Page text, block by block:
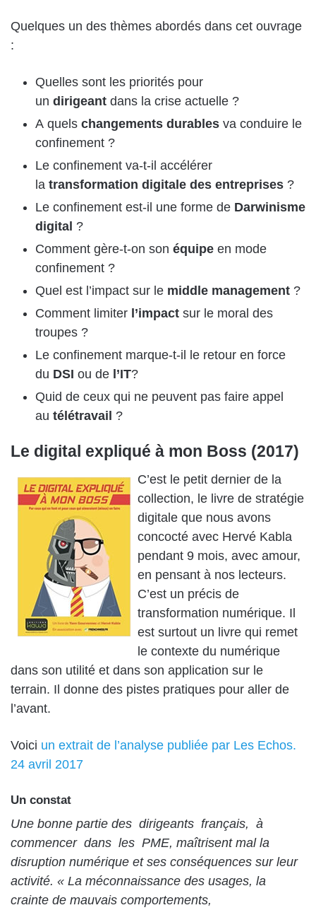
Quelques un des thèmes abordés dans cet ouvrage
:
Quelles sont les priorités pour
un dirigeant dans la crise actuelle ?
A quels changements durables va conduire le
confinement ?
Le confinement va-t-il accélérer
la transformation digitale des entreprises ?
Le confinement est-il une forme de Darwinisme
digital ?
Comment gère-t-on son équipe en mode
confinement ?
Quel est l’impact sur le middle management ?
Comment limiter l’impact sur le moral des
troupes ?
Le confinement marque-t-il le retour en force
du DSI ou de l’IT?
Quid de ceux qui ne peuvent pas faire appel
au télétravail ?
Le digital expliqué à mon Boss (2017)
C’est le petit dernier de la
collection, le livre de stratégie
digitale que nous avons
concocté avec Hervé Kabla
pendant 9 mois, avec amour,
en pensant à nos lecteurs.
C’est un précis de
transformation numérique. Il
est surtout un livre qui remet
le contexte du numérique
dans son utilité et dans son application sur le
terrain. Il donne des pistes pratiques pour aller de
l’avant.
Voici un extrait de l’analyse publiée par Les Echos.
24 avril 2017
Un constat
Une bonne partie des dirigeants français, à
commencer dans les PME, maîtrisent mal la
disruption numérique et ses conséquences sur leur
activité. « La méconnaissance des usages, la
crainte de mauvais comportements,